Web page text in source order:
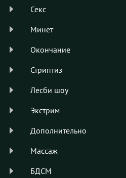
Секс
Минет
Окончание
Стриптиз
Лесби шоу
Экстрим
Дополнительно
Массаж
БДСМ